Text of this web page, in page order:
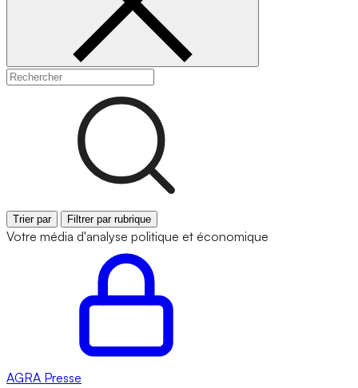
Trier par Filtrer par rubrique
Votre média d'analyse politique et économique
AGRA Presse